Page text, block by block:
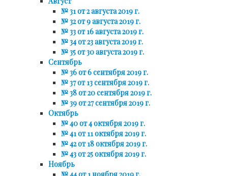
№ 31 от 2 августа 2019 г.
№ 32 от 9 августа 2019 г.
№ 33 от 16 августа 2019 г.
№ 34 от 23 августа 2019 г.
№ 35 от 30 августа 2019 г.
Сентябрь
№ 36 от 6 сентября 2019 г.
№ 37 от 13 сентября 2019 г.
№ 38 от 20 сентября 2019 г.
№ 39 от 27 сентября 2019 г.
Октябрь
№ 40 от 4 октября 2019 г.
№ 41 от 11 октября 2019 г.
№ 42 от 18 октября 2019 г.
№ 43 от 25 октября 2019 г.
Ноябрь